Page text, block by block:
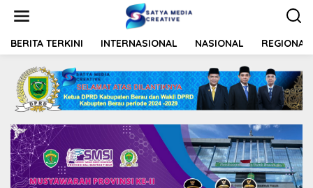
t
BERITA TERKINI INTERNASIONAL NASIONAL REGIONAL